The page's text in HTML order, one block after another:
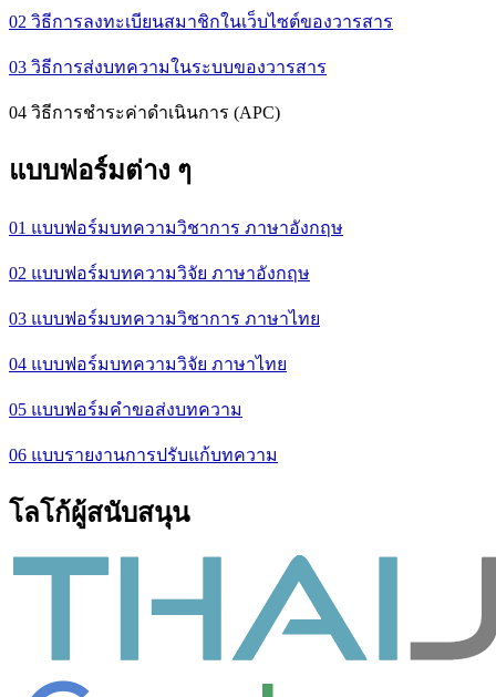
02 วิธีการลงทะเบียนสมาชิกในเว็บไซต์ของวารสาร
03 วิธีการส่งบทความในระบบของวารสาร
04 วิธีการชำระค่าดำเนินการ (APC)
แบบฟอร์มต่าง ๆ
01 แบบฟอร์มบทความวิชาการ ภาษาอังกฤษ
02 แบบฟอร์มบทความวิจัย ภาษาอังกฤษ
03 แบบฟอร์มบทความวิชาการ ภาษาไทย
04 แบบฟอร์มบทความวิจัย ภาษาไทย
05 แบบฟอร์มคำขอส่งบทความ
06 แบบรายงานการปรับแก้บทความ
โลโก้ผู้สนับสนุน